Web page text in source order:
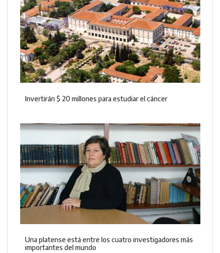
Invertirán $ 20 millones para estudiar el cáncer
Una platense está entre los cuatro investigadores más
importantes del mundo